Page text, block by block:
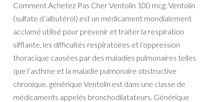
Comment Achetez Pas Cher Ventolin 100 mcg. Ventolin
(sulfate d’albutérol) est un médicament mondialement
acclamé utilisé pour prévenir et traiter la respiration
sifflante, les difficultés respiratoires et l’oppression
thoracique causées par des maladies pulmonaires telles
que l’asthme et la maladie pulmonaire obstructive
chronique. générique Ventolin est dans une classe de
médicaments appelés bronchodilatateurs. Générique